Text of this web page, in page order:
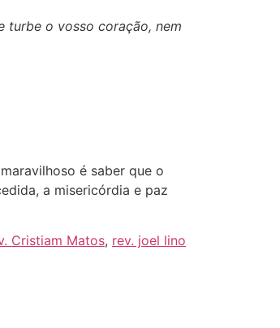
turbe o vosso coração, nem
é saber que o
a misericórdia e paz
Cristiam Matos, rev. joel lino